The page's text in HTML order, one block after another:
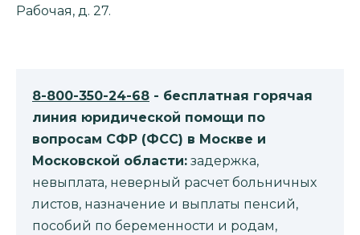
Рабочая, д. 27.
8-800-350-24-68 - бесплатная горячая
линия юридической помощи по
вопросам CФР (ФСС) в Москве и
Московской области: задержка,
невыплата, неверный расчет больничных
листов, назначение и выплаты пенсий,
пособий по беременности и родам,